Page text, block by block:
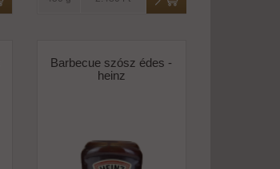
Barbecue szósz édes -
heinz